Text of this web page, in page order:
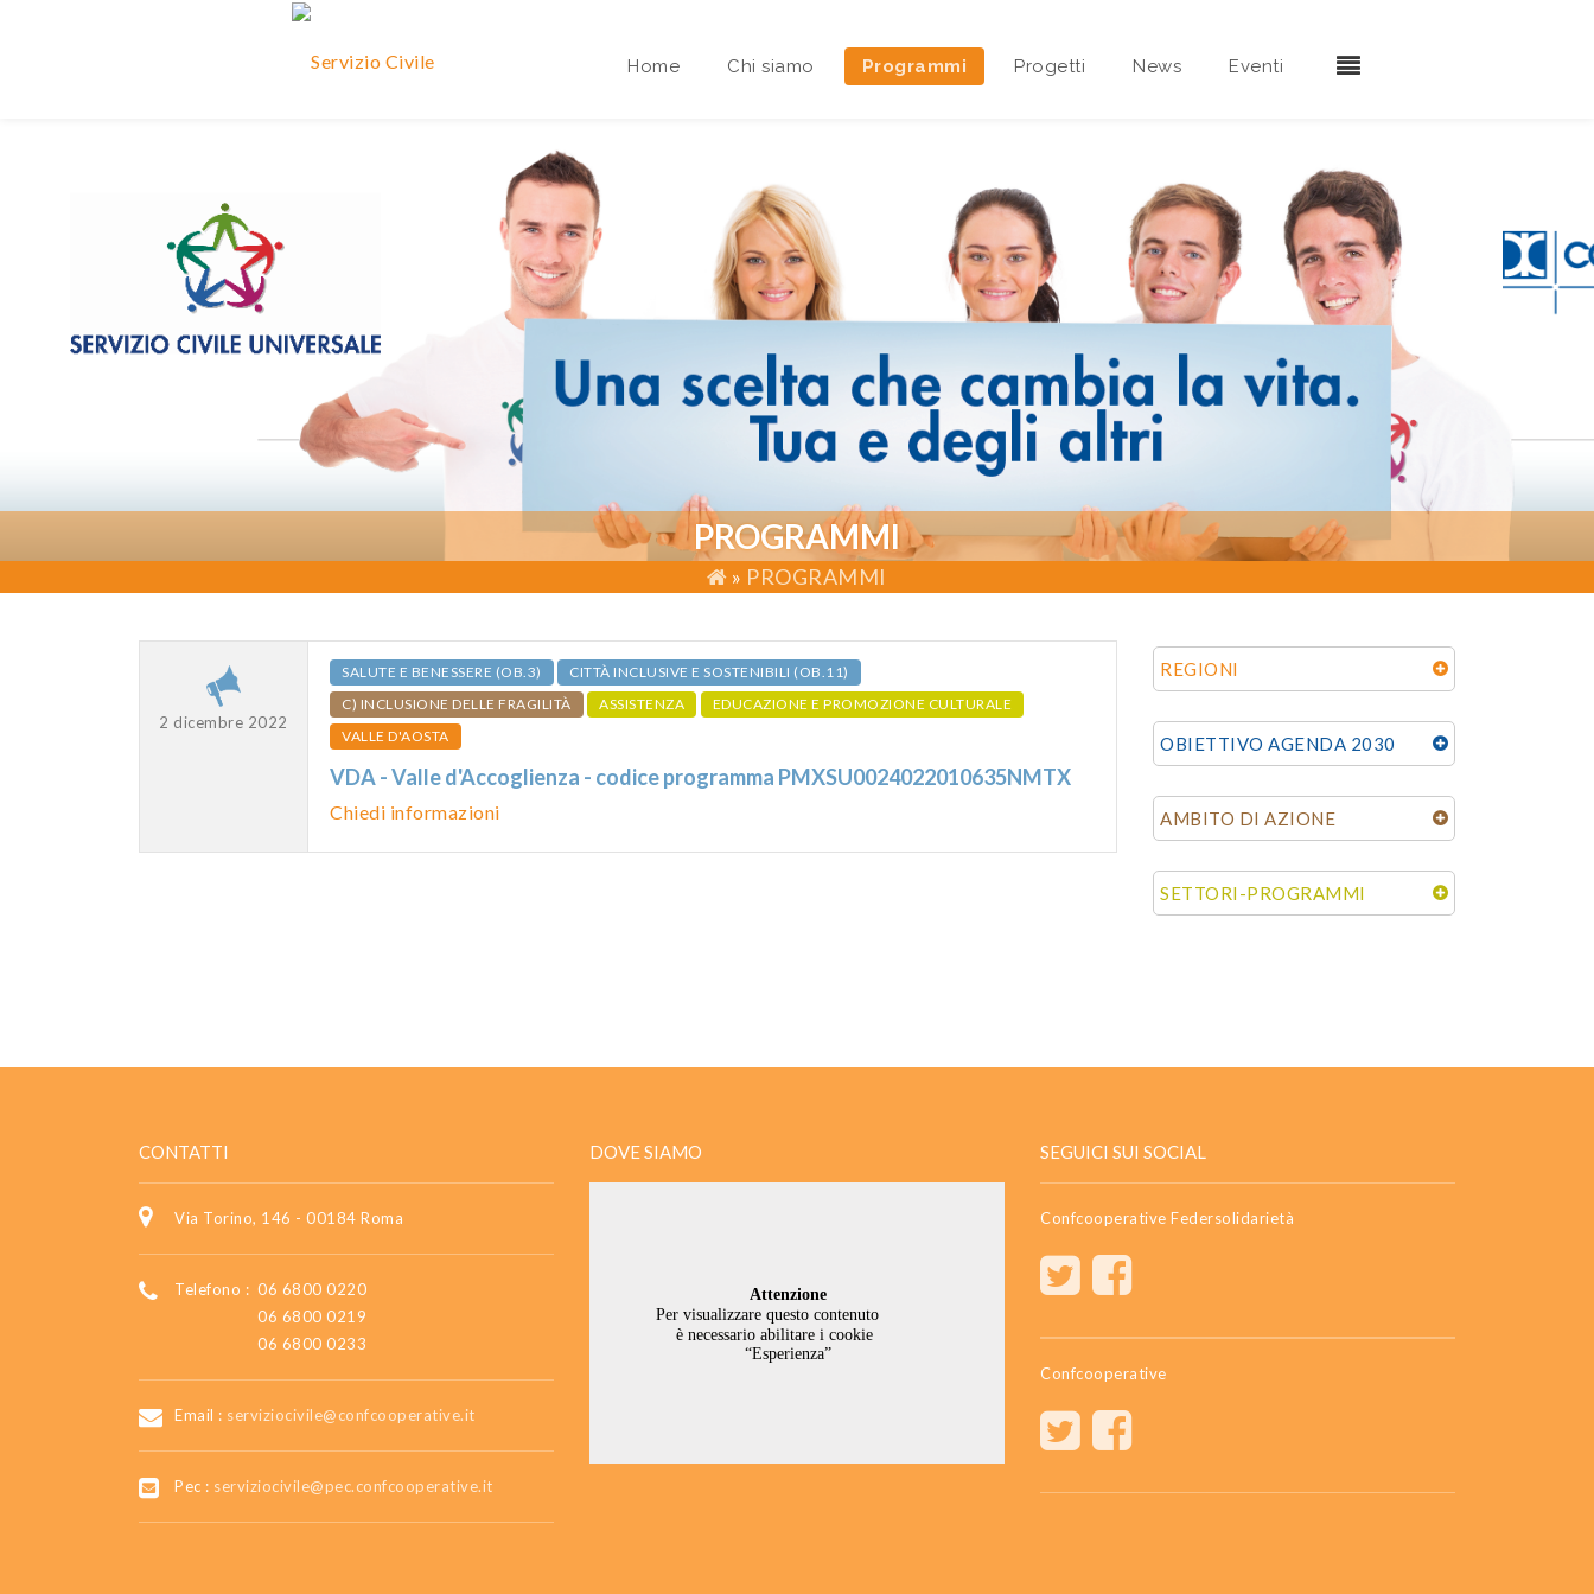
Home Chi siamo
Area riservata Sedi Territoriali
Programmi Progetti News Eventi
PROGRAMMI
» PROGRAMMI
2 dicembre 2022
SALUTE E BENESSERE (OB.3)
CITTÀ INCLUSIVE E SOSTENIBILI (OB.11)
C) INCLUSIONE DELLE FRAGILITÀ
ASSISTENZA
EDUCAZIONE E PROMOZIONE CULTURALE
VALLE D'AOSTA
VDA - Valle d'Accoglienza - codice programma PMXSU0024022010635NMTX
Chiedi informazioni
REGIONI
OBIETTIVO AGENDA 2030
AMBITO DI AZIONE
SETTORI-PROGRAMMI
CONTATTI
Via Torino, 146 - 00184 Roma
Telefono : 06 6800 0220
06 6800 0219
06 6800 0233
Email : serviziocivile@confcooperative.it
Pec : serviziocivile@pec.confcooperative.it
DOVE SIAMO SEGUICI SUI SOCIAL
Confcooperative Federsolidarietà
Confcooperative